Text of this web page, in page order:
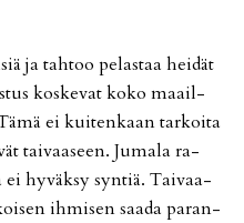
ja tah­too pe­las­taa hei­dät
kos­ke­vat koko maa­il­
ei kui­ten­kaan tar­koi­ta
tai­vaa­seen. Ju­ma­la ra­
ei hy­väk­sy syn­tiä. Tai­vaa­
ih­mi­sen saa­da pa­ran­